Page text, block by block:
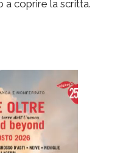
a coprire la scritta.